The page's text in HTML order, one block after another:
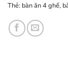
Thẻ: bàn ăn 4 ghế,